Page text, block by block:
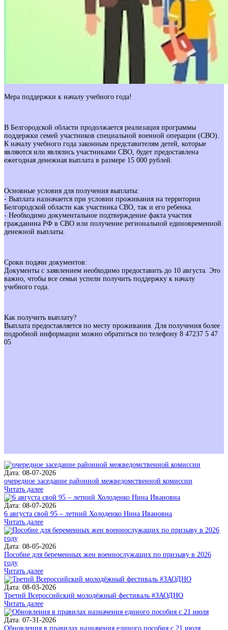
Мера поддержки к началу учебного года!
В Белгородской области продолжается реализация программы
поддержки семей участников специальной военной операции (СВО).
К началу учебного года законным представителям детей, которые
являются или являлись участниками СВО, будет предоставлена
ежегодная денежная выплата в размере 15 000 рублей.
Основные условия для получения выплаты:
- Выплата назначается при условии проживания на территории
Белгородской области как участника СВО, так и его ребенка.
- Необходимо документальное подтверждение факта участия
гражданина РФ в СВО или получение региональной единовременной
денежной выплаты.
Сроки подачи документов:
Документы с заявлением необходимо предоставить до 10 августа. Это
важно, чтобы все семьи успели получить поддержку к началу
учебного года.
Как получить выплату?
Выплата предоставляется по месту проживания. Для получения более
подробной информации можно обратиться по телефону 8 47237 5 47
05
Дата: 08-07-2026
очередное заседание районной межведомственной комиссии
Читать далее
Дата: 08-07-2026
6 августа свой 95 – летний Холоденко Нина Ивановна
Читать далее
Дата: 08-05-2026
Пособие для беременных жен военнослужащих по призыву в 2026
году
Читать далее
Дата: 08-03-2026
Третий Всероссийский молодёжный фестиваль #ЗАОДНО
Читать далее
Дата: 07-31-2026
Обновления в правилах назначения единого пособия с 21 июля